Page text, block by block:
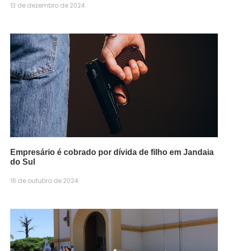
13 de dezembro de 2024
Empresário é cobrado por dívida de filho em Jandaia
do Sul
16 de outubro de 2024